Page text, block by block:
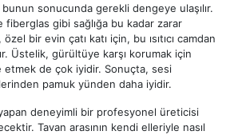
sonucunda gerekli dengeye ulaşılır.
fiberglas gibi sağlığa bu kadar zarar
bir evin çatı katı için, bu ısıtıcı camdan
Üstelik, gürültüye karşı korumak için
etmek de çok iyidir. Sonuçta, sesi
pamuk yünden daha iyidir.
yapan deneyimli bir profesyonel üreticisi
Tavan arasının kendi elleriyle nasıl